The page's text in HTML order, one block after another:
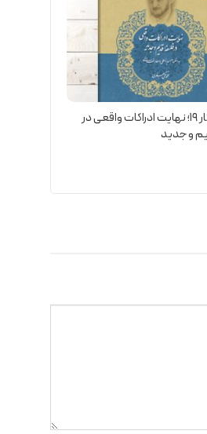
مجموعه آثار 19؛ نهایت ادراکات واقعی در
و جدید